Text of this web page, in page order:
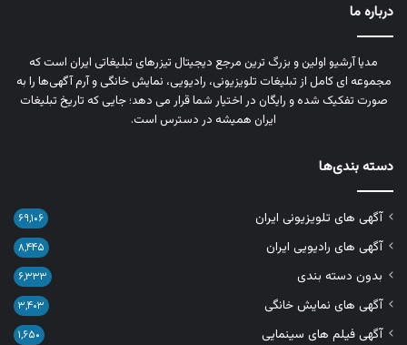
درباره ما
مدیا آرشیو اولین و بزرگ‌ ترین مرجع دیجیتال تیزرهای تبلیغاتی ایران است که
مجموعه‌ ای کامل از تبلیغات تلویزیونی، رادیویی، نمایش خانگی و آرم‌ آگهی‌ها را به‌
صورت تفکیک‌ شده و رایگان در اختیار شما قرار می‌ دهد؛ جایی که تاریخ تبلیغات
ایران همیشه در دسترس است.
دسته بندی‌ها
آگهی های تلویزیونی ایران ۶۹,۱۰۶
آگهی های رادیویی ایران ۸,۴۴۵
بدون دسته بندی ۶,۳۳۳
آگهی های نمایش خانگی ۳,۴۰۳
آگهی فیلم های سینمایی ۱,۶۵۰